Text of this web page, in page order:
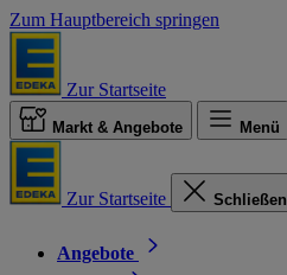
Zum Hauptbereich springen
Zur Startseite
Markt & Angebote Menü
Zur Startseite Schließen
Angebote